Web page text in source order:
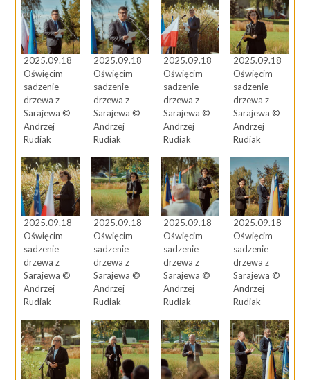
2025.09.18
Oświęcim
sadzenie
drzewa z
Sarajewa ©
Andrzej
Rudiak
2025.09.18
Oświęcim
sadzenie
drzewa z
Sarajewa ©
Andrzej
Rudiak
2025.09.18
Oświęcim
sadzenie
drzewa z
Sarajewa ©
Andrzej
Rudiak
2025.09.18
Oświęcim
sadzenie
drzewa z
Sarajewa ©
Andrzej
Rudiak
2025.09.18
Oświęcim
sadzenie
drzewa z
Sarajewa ©
Andrzej
Rudiak
2025.09.18
Oświęcim
sadzenie
drzewa z
Sarajewa ©
Andrzej
Rudiak
2025.09.18
Oświęcim
sadzenie
drzewa z
Sarajewa ©
Andrzej
Rudiak
2025.09.18
Oświęcim
sadzenie
drzewa z
Sarajewa ©
Andrzej
Rudiak